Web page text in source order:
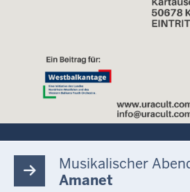
Musikalischer
Amanet